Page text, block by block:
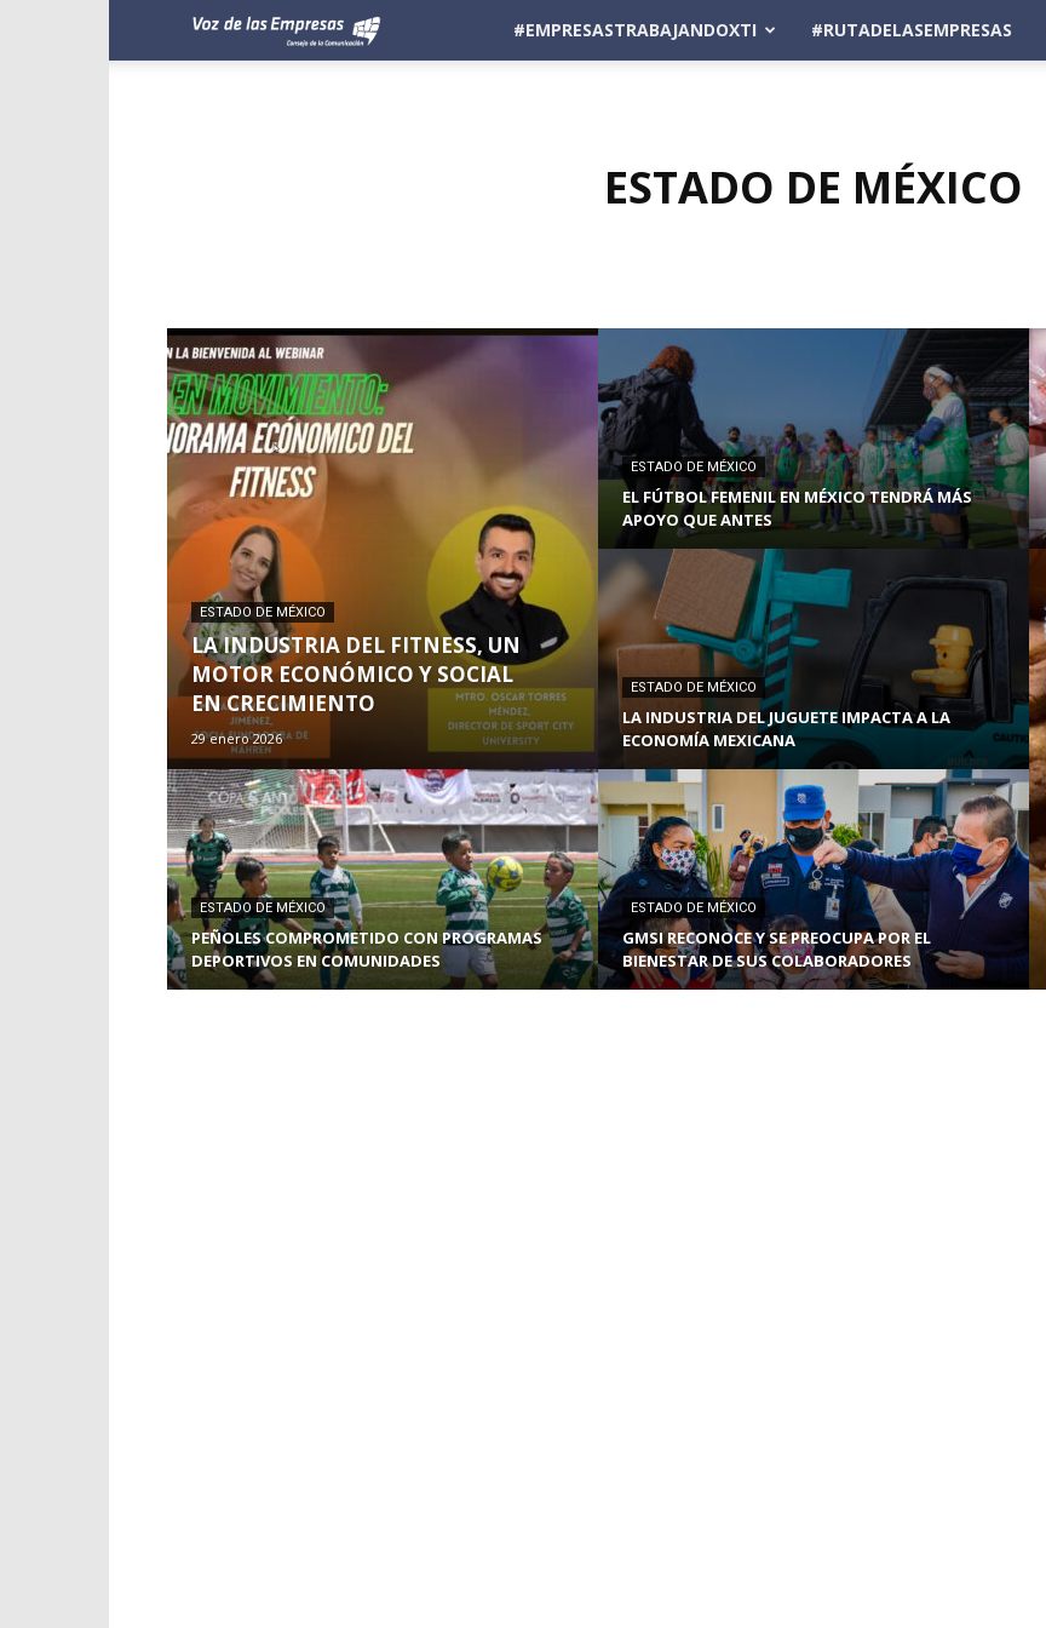
#EMPRESASTRABAJANDOXTI #RUTADELASEMPRESAS
ESTADO DE MÉXICO
ESTADO DE MÉXICO
LA INDUSTRIA DEL FITNESS, UN
MOTOR ECONÓMICO Y SOCIAL
EN CRECIMIENTO
29 enero 2026
ESTADO DE MÉXICO
PEÑOLES COMPROMETIDO CON PROGRAMAS
DEPORTIVOS EN COMUNIDADES
ESTADO DE MÉXICO
EL FÚTBOL FEMENIL EN MÉXICO TENDRÁ MÁS
APOYO QUE ANTES
ESTADO DE MÉXICO
LA INDUSTRIA DEL JUGUETE IMPACTA A LA
ECONOMÍA MEXICANA
ESTADO DE MÉXICO
GMSI RECONOCE Y SE PREOCUPA POR EL
BIENESTAR DE SUS COLABORADORES